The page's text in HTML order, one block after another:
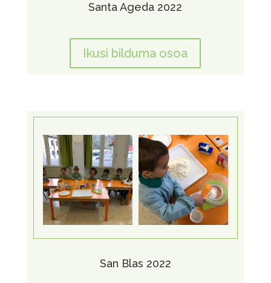
Santa Ageda 2022
Ikusi bilduma osoa
San Blas 2022